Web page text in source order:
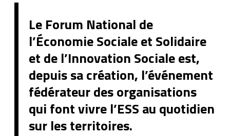
Le Forum National de
l’Économie Sociale et Solidaire
et de l’Innovation Sociale est,
depuis sa création, l’événement
fédérateur des organisations
qui font vivre l’ESS au quotidien
sur les territoires.